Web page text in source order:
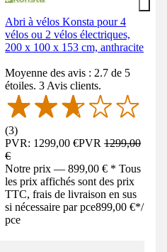
Abri à vélos Konsta pour 4
vélos ou 2 vélos électriques,
200 x 100 x 153 cm, anthracite
Moyenne des avis : 2.7 de 5
étoiles. 3 Avis clients.
(3)
PVR: 1299,00 €PVR1299,00
€
Notre prix — 899,00 € * Tous
les prix affichés sont des prix
TTC, frais de livraison en sus
si nécessaire par pce899,00 €*/
pce